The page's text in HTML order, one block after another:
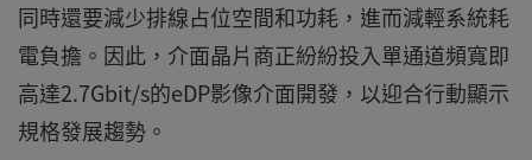
同時還要減少排線占位空間和功耗，進而減輕系統耗
電負擔。因此，介面晶片商正紛紛投入單通道頻寬即
高達2.7Gbit/s的eDP影像介面開發，以迎合行動顯示
規格發展趨勢。